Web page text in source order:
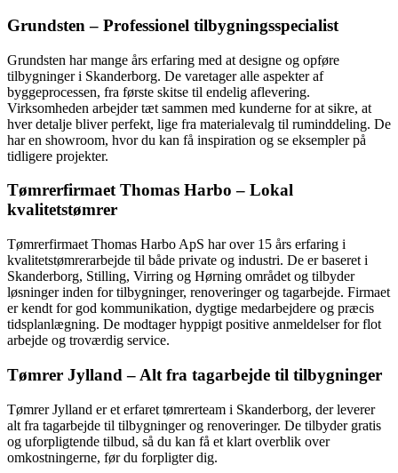
Grundsten – Professionel tilbygningsspecialist
Grundsten har mange års erfaring med at designe og opføre
tilbygninger i Skanderborg. De varetager alle aspekter af
byggeprocessen, fra første skitse til endelig aflevering.
Virksomheden arbejder tæt sammen med kunderne for at sikre, at
hver detalje bliver perfekt, lige fra materialevalg til ruminddeling. De
har en showroom, hvor du kan få inspiration og se eksempler på
tidligere projekter.
Tømrerfirmaet Thomas Harbo – Lokal
kvalitetstømrer
Tømrerfirmaet Thomas Harbo ApS har over 15 års erfaring i
kvalitetstømrerarbejde til både private og industri. De er baseret i
Skanderborg, Stilling, Virring og Hørning området og tilbyder
løsninger inden for tilbygninger, renoveringer og tagarbejde. Firmaet
er kendt for god kommunikation, dygtige medarbejdere og præcis
tidsplanlægning. De modtager hyppigt positive anmeldelser for flot
arbejde og troværdig service.
Tømrer Jylland – Alt fra tagarbejde til tilbygninger
Tømrer Jylland er et erfaret tømrerteam i Skanderborg, der leverer
alt fra tagarbejde til tilbygninger og renoveringer. De tilbyder gratis
og uforpligtende tilbud, så du kan få et klart overblik over
omkostningerne, før du forpligter dig.